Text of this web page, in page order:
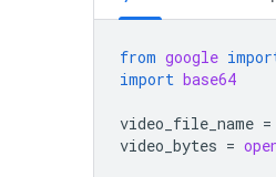
from google
import base64
video_file_name =
video_bytes =